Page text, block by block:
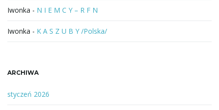
Iwonka - N I E M C Y – R F N
Iwonka - K A S Z U B Y /Polska/
ARCHIWA
styczeń 2026